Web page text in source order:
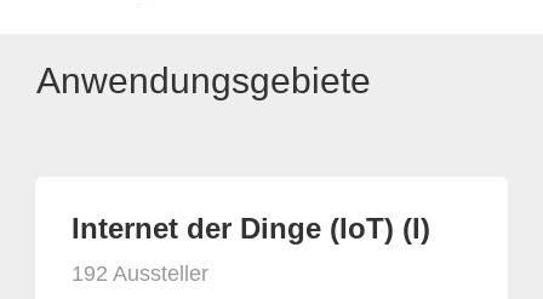
Anwendungsgebiete
Internet der Dinge (IoT) (I)
192 Aussteller